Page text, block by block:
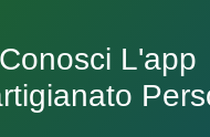
Conosci L'app